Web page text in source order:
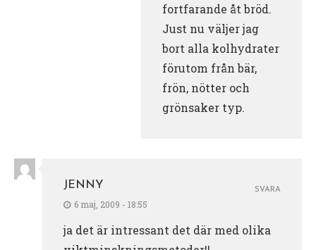
fortfarande åt bröd.
Just nu väljer jag
bort alla kolhydrater
förutom från bär,
frön, nötter och
grönsaker typ.
JENNY
6 maj, 2009 - 18:55
ja det är intressant det där med olika
SVARA